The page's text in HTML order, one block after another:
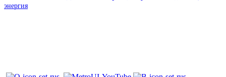
энергия